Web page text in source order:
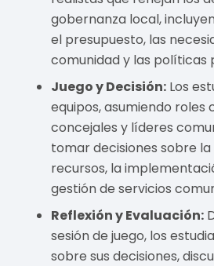
gobernanza local,
el presupuesto, las
comunidad y las políticas
Juego y Decisión: Los
equipos, asumiendo roles
concejales y líderes
tomar decisiones sobre la
recursos, la
gestión de servicios
Reflexión y Evaluación:
sesión de juego, los
sobre sus decisiones,